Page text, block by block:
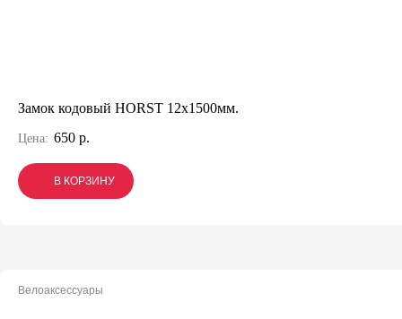
Замок кодовый HORST 12x1500мм.
Цена: 650 р.
В КОРЗИНУ
В КОРЗИНУ
В КОРЗИНУ
Велоаксессуары